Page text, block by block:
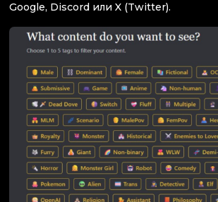
Google, Discord или X (Twitter).